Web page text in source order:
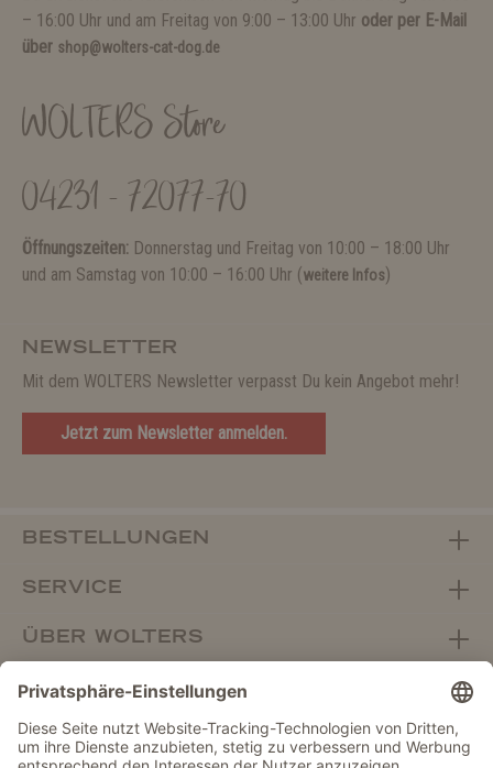
– 16:00 Uhr und am Freitag von 9:00 – 13:00 Uhr oder per E-Mail
über shop@wolters-cat-dog.de
WOLTERS Store
04231 - 72077-70
Öffnungszeiten: Donnerstag und Freitag von 10:00 – 18:00 Uhr
und am Samstag von 10:00 – 16:00 Uhr (weitere Infos)
NEWSLETTER
Mit dem WOLTERS Newsletter verpasst Du kein Angebot mehr!
Jetzt zum Newsletter anmelden.
BESTELLUNGEN
SERVICE
ÜBER WOLTERS
FACHHANDEL
Vertrag widerrufen